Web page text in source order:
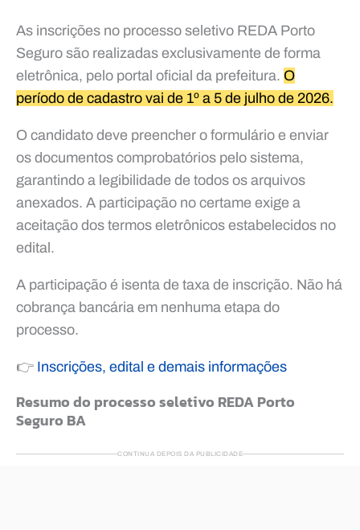
As inscrições no processo seletivo REDA Porto
Seguro são realizadas exclusivamente de forma
eletrônica, pelo portal oficial da prefeitura. O
período de cadastro vai de 1º a 5 de julho de 2026.
O candidato deve preencher o formulário e enviar
os documentos comprobatórios pelo sistema,
garantindo a legibilidade de todos os arquivos
anexados. A participação no certame exige a
aceitação dos termos eletrônicos estabelecidos no
edital.
A participação é isenta de taxa de inscrição. Não há
cobrança bancária em nenhuma etapa do
processo.
👉 Inscrições, edital e demais informações
Resumo do processo seletivo REDA Porto
Seguro BA
CONTINUA DEPOIS DA PUBLICIDADE